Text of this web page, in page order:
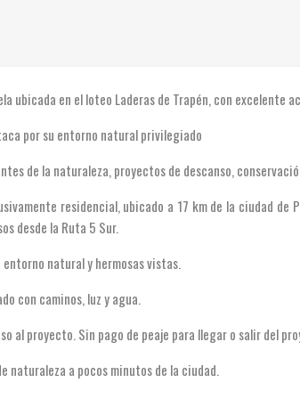
ubicada en el loteo Laderas de Trapén, con excelente
por su entorno natural privilegiado
de la naturaleza, proyectos de descanso,
residencial, ubicado a 17 km de la ciudad de
desde la Ruta 5 Sur.
entorno natural y hermosas vistas.
con caminos, luz y agua.
al proyecto. Sin pago de peaje para llegar o salir del
naturaleza a pocos minutos de la ciudad.